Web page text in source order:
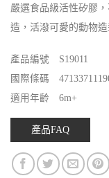
嚴選食品級活性矽膠
造，活潑可愛的動物
產品編號 S19011
國際條碼
適用年齡 6m+
產品FAQ